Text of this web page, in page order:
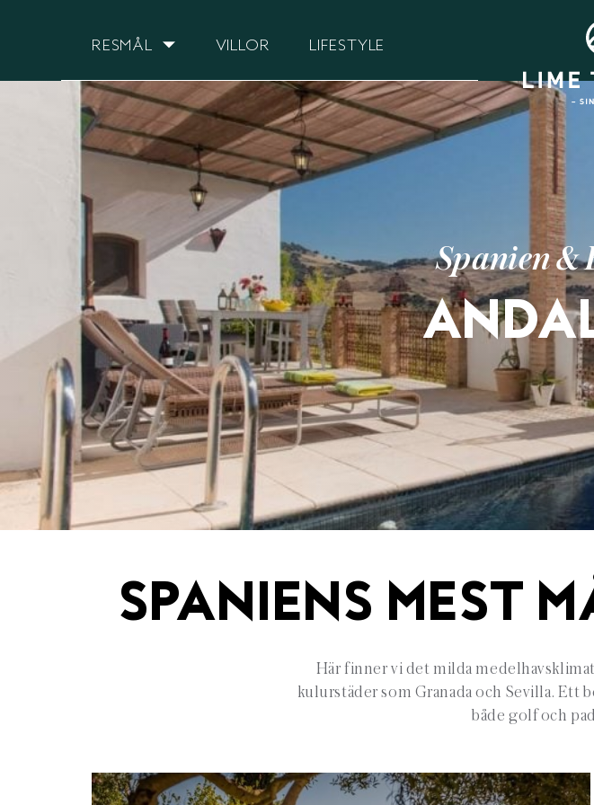
RESMÅL VILLOR LIFESTYLE
Spanien &
SPANIENS MEST
Här finner vi det milda
kulurstäder som Granada och Sevilla. Ett
både golf och